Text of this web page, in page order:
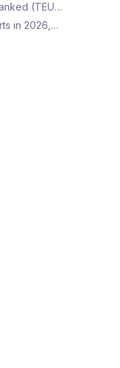
(TEU…
in 2026,…